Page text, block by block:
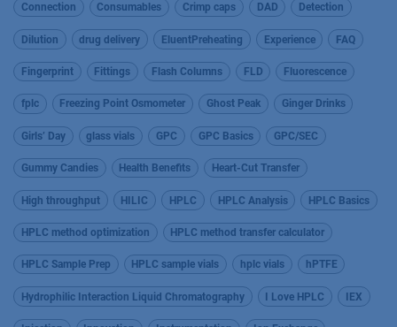
Connection Consumables Crimp caps DAD Detection
Dilution drug delivery EluentPreheating Experience FAQ
Fingerprint Fittings Flash Columns FLD Fluorescence
fplc Freezing Point Osmometer Ghost Peak Ginger Drinks
Girls’ Day glass vials GPC GPC Basics GPC/SEC
Gummy Candies Health Benefits Heart-Cut Transfer
High throughput HILIC HPLC HPLC Analysis HPLC Basics
HPLC method optimization HPLC method transfer calculator
HPLC Sample Prep HPLC sample vials hplc vials hPTFE
Hydrophilic Interaction Liquid Chromatography I Love HPLC IEX